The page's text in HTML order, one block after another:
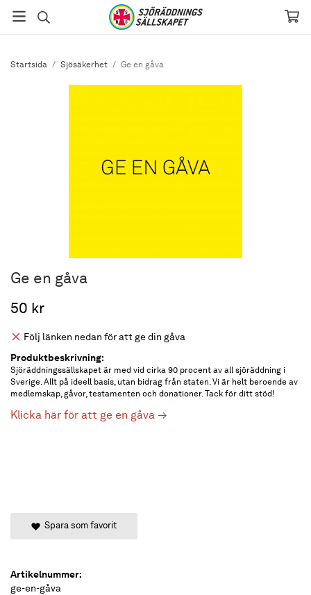
Startsida / Sjösäkerhet / Ge en gåva
Ge en gåva
50 kr
Följ länken nedan för att ge din gåva
Produktbeskrivning:
Sjöräddningssällskapet är med vid cirka 90 procent av all sjöräddning i
Sverige. Allt på ideell basis, utan bidrag från staten. Vi är helt beroende av
medlemskap, gåvor, testamenten och donationer. Tack för ditt stöd!
Klicka här för att ge en gåva →
Spara som favorit
Artikelnummer:
ge-en-gåva